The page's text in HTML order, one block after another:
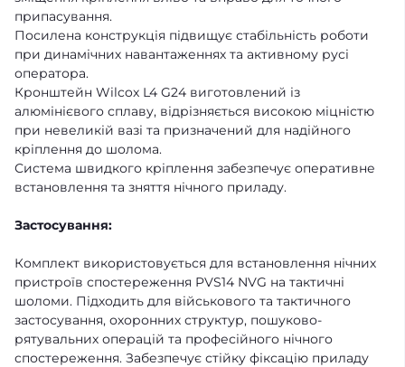
припасування.
Посилена конструкція підвищує стабільність роботи
при динамічних навантаженнях та активному русі
оператора.
Кронштейн Wilcox L4 G24 виготовлений із
алюмінієвого сплаву, відрізняється високою міцністю
при невеликій вазі та призначений для надійного
кріплення до шолома.
Система швидкого кріплення забезпечує оперативне
встановлення та зняття нічного приладу.
Застосування:
Комплект використовується для встановлення нічних
пристроїв спостереження PVS14 NVG на тактичні
шоломи. Підходить для військового та тактичного
застосування, охоронних структур, пошуково-
рятувальних операцій та професійного нічного
спостереження. Забезпечує стійку фіксацію приладу